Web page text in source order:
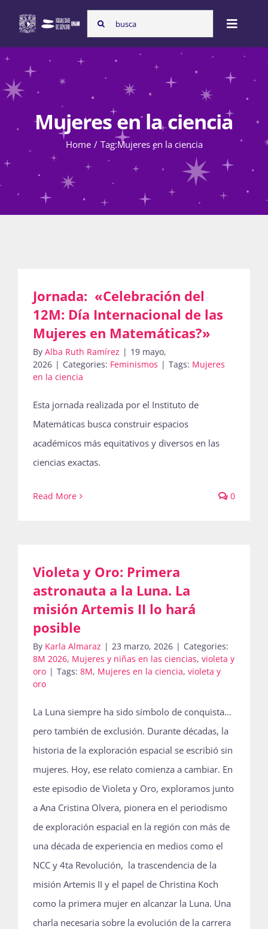
content
Search
for:
Toggle
Nosotras
Programas
Atención de la violencia de género
Actividades
La Boletina
Blog
Bienvenida generación 2027-1
Mujeres en la ciencia
Home Tag:Mujeres en la ciencia
Jornada: «Celebración del
12M: Día Internacional de las
Mujeres en Matemáticas?»
By Alba Ruth Ramírez | 19 mayo,
2026 | Categories: Feminismos | Tags: Mujeres
en la ciencia
Esta jornada realizada por el Instituto de
Matemáticas busca construir espacios
académicos más equitativos y diversos en las
ciencias exactas.
Read More 0
Violeta y Oro: Primera
astronauta a la Luna. La
misión Artemis II lo hará
posible
By Karla Almaraz | 23 marzo, 2026 | Categories:
8M 2026, Mujeres y niñas en las ciencias, violeta y
oro | Tags: 8M, Mujeres en la ciencia, violeta y
oro
La Luna siempre ha sido símbolo de conquista…
pero también de exclusión. Durante décadas, la
historia de la exploración espacial se escribió sin
mujeres. Hoy, ese relato comienza a cambiar. En
este episodio de Violeta y Oro, exploramos junto
a Ana Cristina Olvera, pionera en el periodismo
de exploración espacial en la región con más de
una década de experiencia en medios como el
NCC y 4ta Revolución, la trascendencia de la
misión Artemis II y el papel de Christina Koch
como la primera mujer en alcanzar la Luna. Una
charla necesaria sobre la evolución de la carrera